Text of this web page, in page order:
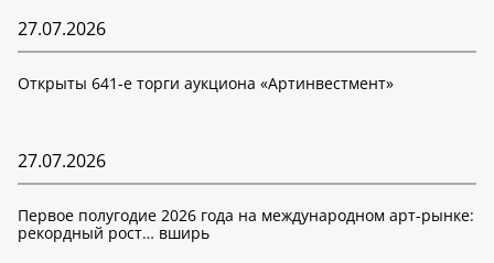
27.07.2026
Открыты 641-е торги аукциона «Артинвестмент»
27.07.2026
Первое полугодие 2026 года на международном арт-рынке:
рекордный рост… вширь